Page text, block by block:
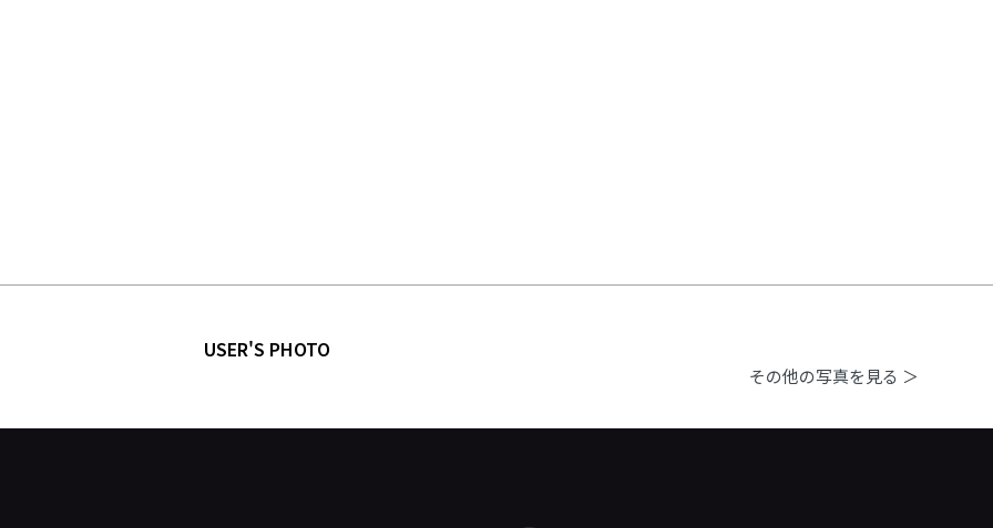
USER'S PHOTO
その他の写真を見る ＞